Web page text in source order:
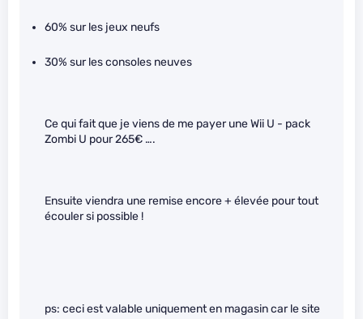
60% sur les jeux neufs
30% sur les consoles neuves
Ce qui fait que je viens de me payer une Wii U - pack
Zombi U pour 265€ ….
Ensuite viendra une remise encore + élevée pour tout
écouler si possible !
ps: ceci est valable uniquement en magasin car le site